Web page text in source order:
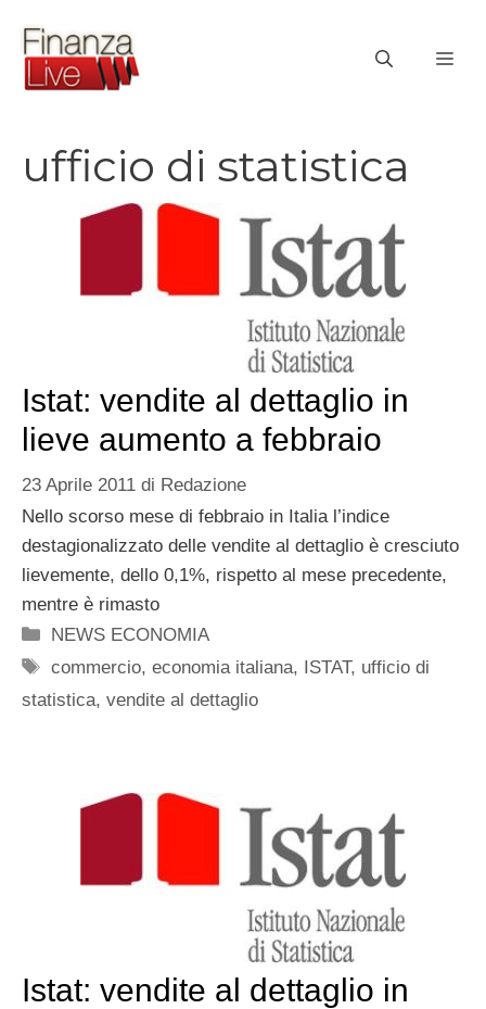
contenuto
ufficio di statistica
Istat: vendite al dettaglio in
lieve aumento a febbraio
23 Aprile 2011 di Redazione
Nello scorso mese di febbraio in Italia l’indice
destagionalizzato delle vendite al dettaglio è cresciuto
lievemente, dello 0,1%, rispetto al mese precedente,
mentre è rimasto
Categorie
NEWS ECONOMIA
Tag
commercio,economia italiana, ISTAT, ufficio di
statistica, vendite al dettaglio
Istat: vendite al dettaglio in